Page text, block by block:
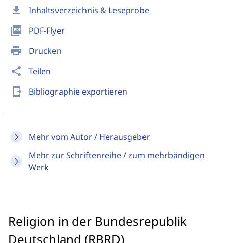
download Inhaltsverzeichnis & Leseprobe
picture_as_pdf PDF-Flyer
print Drucken
share Teilen
send_to_mobile Bibliographie exportieren
Mehr vom Autor / Herausgeber
Mehr zur Schriftenreihe / zum mehrbändigen
Werk
Religion in der Bundesrepublik
Deutschland (RBRD)